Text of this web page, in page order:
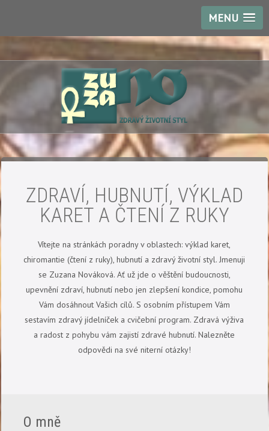
MENU
ZDRAVÍ, HUBNUTÍ, VÝKLAD
KARET A ČTENÍ Z RUKY
Vítejte na stránkách poradny v oblastech: výklad karet,
chiromantie (čtení z ruky), hubnutí a zdravý životní styl. Jmenuji
se Zuzana Nováková. Ať už jde o věštění budoucnosti,
upevnění zdraví, hubnutí nebo jen zlepšení kondice, pomohu
Vám dosáhnout Vašich cílů. S osobním přístupem Vám
sestavím zdravý jídelníček a cvičební program. Zdravá výživa
a radost z pohybu vám zajistí zdravé hubnutí. Nalezněte
odpovědi na své niterní otázky!
O mně